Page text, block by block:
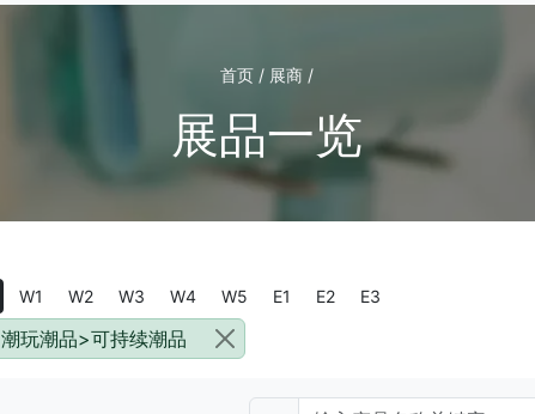
首页 / 展商 /
展品一览
W1 W2 W3 W4 W5 E1 E2 E3
潮玩潮品>可持续潮品